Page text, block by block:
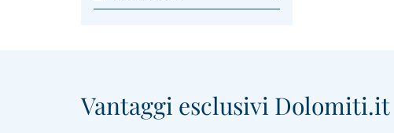
Vantaggi esclusivi Dolomiti.it